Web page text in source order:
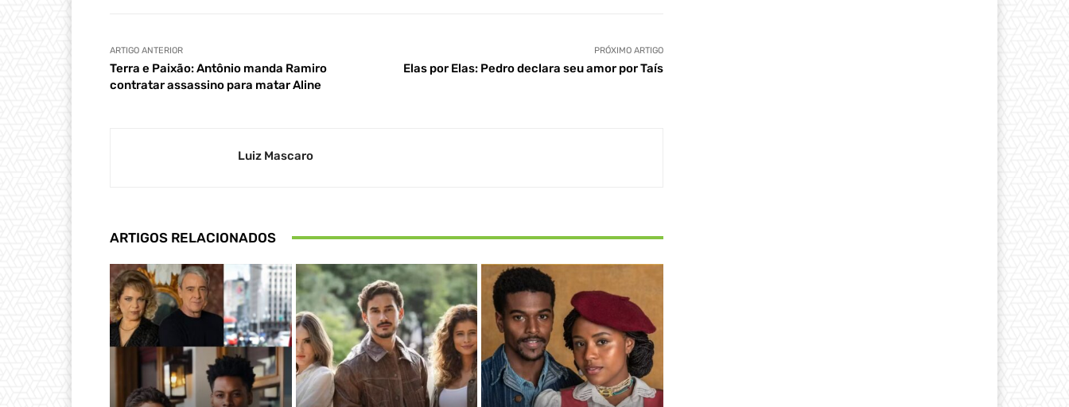
ARTIGO ANTERIOR
Terra e Paixão: Antônio manda Ramiro
contratar assassino para matar Aline
PRÓXIMO ARTIGO
Elas por Elas: Pedro declara seu amor por Taís
Luiz Mascaro
ARTIGOS RELACIONADOS